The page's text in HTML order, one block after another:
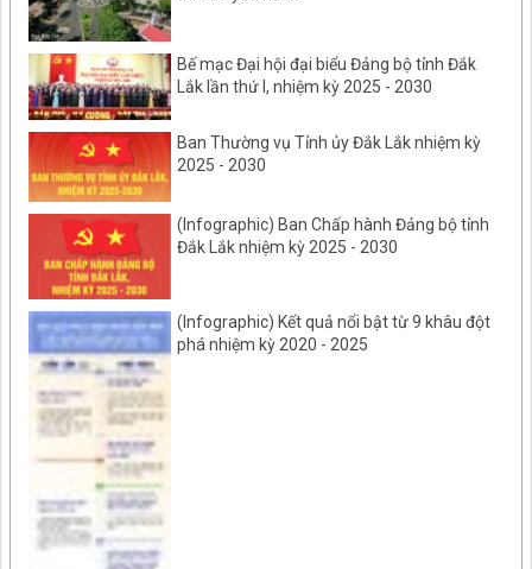
Bế mạc Đại hội đại biểu Đảng bộ tỉnh Đắk
Lắk lần thứ I, nhiệm kỳ 2025 - 2030
Ban Thường vụ Tỉnh ủy Đắk Lắk nhiệm kỳ
2025 - 2030
(Infographic) Ban Chấp hành Đảng bộ tỉnh
Đắk Lắk nhiệm kỳ 2025 - 2030
(Infographic) Kết quả nổi bật từ 9 khâu đột
phá nhiệm kỳ 2020 - 2025